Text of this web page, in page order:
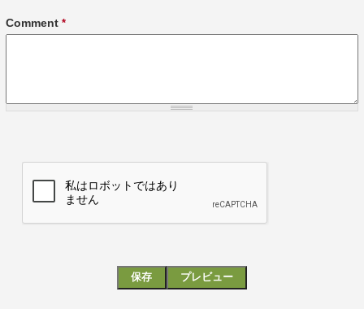
Comment *